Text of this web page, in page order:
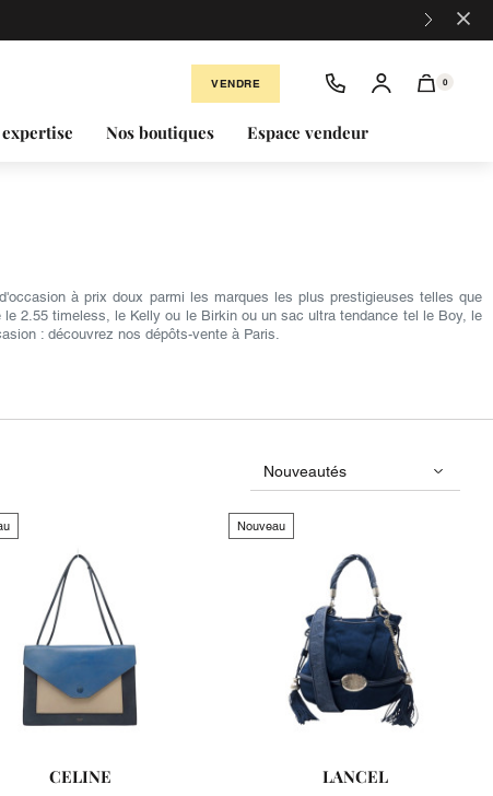
×
VENDRE 0
Nos boutiques Espace vendeur
à prix doux parmi les marques les plus prestigieuses telles que
2.55 timeless, le Kelly ou le Birkin ou un sac ultra tendance tel le Boy, le
: découvrez nos dépôts-vente à Paris.
CELINE
Nouveau
LANCEL